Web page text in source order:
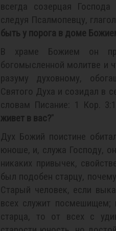
всегда созерцая
следуя Псалмопевцу,
быть у порога в доме
В храме Божием он
богомысленной молитве и
разуму духовному,
Святого Духа и созидал в
словам Писание: 1 Кор.
живет в вас?"
Дух Божий поистине
юноше, и, служа Господу,
никаких привычек,
был подобен старцу,
Старый человек, если
всех служит посмешищем;
старца, то от всех с